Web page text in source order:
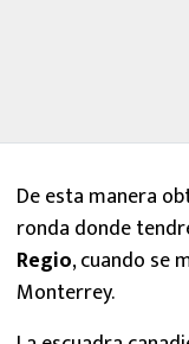
De esta manera
ronda donde
Regio, cuando se
Monterrey.